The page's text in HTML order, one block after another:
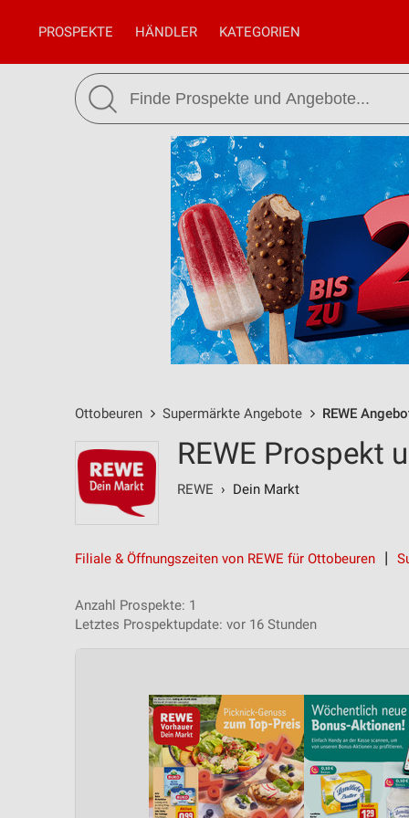
PROSPEKTE HÄNDLER KATEGORIEN
Ottobeuren Supermärkte Angebote REWE
REWE Prospekt
REWE › Dein Markt
Filiale & Öffnungszeiten von REWE für Ottobeuren
Anzahl Prospekte: 1
Letztes Prospektupdate: vor 16 Stunden